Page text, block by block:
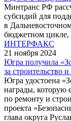
Минтранс РФ
субсидий для
в
бюджетном цикле,
ИНТЕРФАКС
21 ноября 2024
Югра получила
за строительство
Югра удостоена
награды, которую
по ремонту и
проекта
глава округа